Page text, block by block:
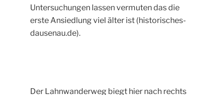
Untersuchungen lassen vermuten das die
erste Ansiedlung viel älter ist (historisches-
dausenau.de).
Der Lahnwanderweg biegt hier nach rechts